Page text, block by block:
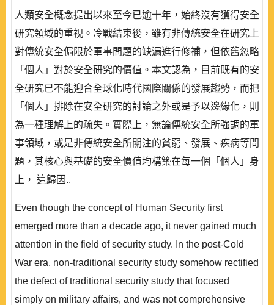
人類安全概念提出以來至今已逾十年，始終沒有獲得安全
研究領域的重視。冷戰結束後，雖有非傳統安全在研究上
對傳統安全侷限於軍事問題的缺漏進行修補，但依舊忽略
「個人」對於安全研究的價值。本文認為，目前既有的安
全研究已不能迎合全球化時代國際關係的發展趨勢，而把
「個人」排除在安全研究的討論之外或是予以邊緣化，則
為一種理解上的疏失。實際上，無論傳統安全所強調的軍
事領域，或是非傳統安全所關注的貧窮、發展、疾病等問
題，其核心與基礎的安全價值均構築在每一個「個人」身
上， 這歸因..
Even though the concept of Human Security first
emerged more than a decade ago, it never gained much
attention in the field of security study. In the post-Cold
War era, non-traditional security study somehow rectified
the defect of traditional security study that focused
simply on military affairs, and was not comprehensive